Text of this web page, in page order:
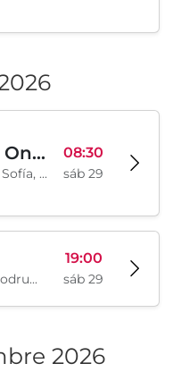
DEV.BG All in One 2026
Inter Ekspo Tsentar, Sofía, BG
08:30
sáb 29
Vidas Art Arena, Kolodrum, Borisova gradina, Sofía, BG
19:00
sáb 29
2026